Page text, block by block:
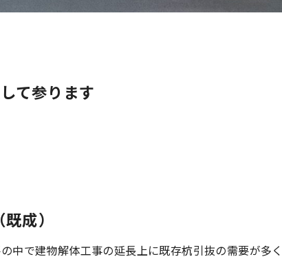
て参ります
成）
中で建物解体工事の延長上に既存杭引抜の需要が多